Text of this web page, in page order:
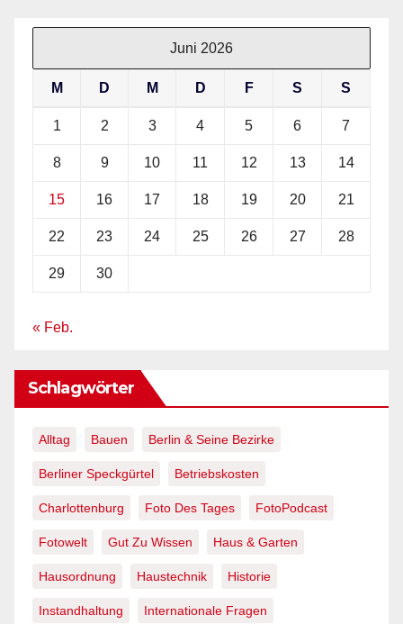
Juni 2026
M D M D F S S
1 2 3 4 5 6 7
8 9 10 11 12 13 14
15 16 17 18 19 20 21
22 23 24 25 26 27 28
29 30
« Feb.
Schlagwörter
Alltag Bauen Berlin & Seine Bezirke
Berliner Speckgürtel Betriebskosten
Charlottenburg Foto Des Tages FotoPodcast
Fotowelt Gut Zu Wissen Haus & Garten
Hausordnung Haustechnik Historie
Instandhaltung Internationale Fragen